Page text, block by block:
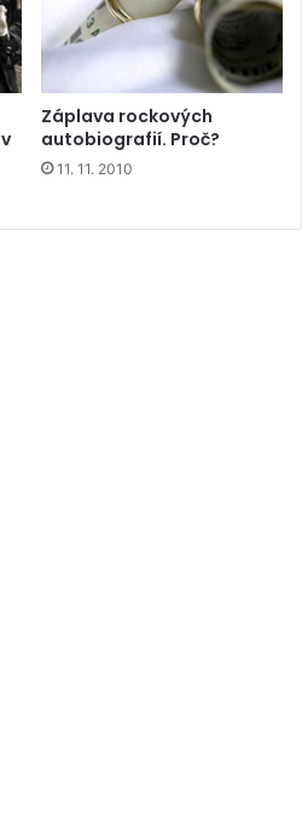
Záplava rockových
autobiografií. Proč?
11. 11. 2010